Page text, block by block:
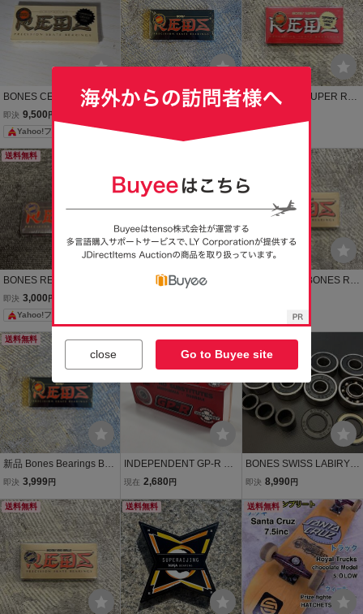
BONES CERAMIC REDS
ボーンズセラミックレ
ッズ スケートボード ベ
アリング 未使用
即決 9,500 円
Yahoo!フリマ
新品 Bones Bearings BO
NES REDS SKATEBOAR
ッズ スケートボード ベア
新品 BONES SUPER RE
DS ボーンズ スーパーレ
ッズ ベアリング スケボー
送料無料
BONES REDS BEARING
S 新品未使用、 正規品、8
個入り送料込み！ ボーン
ズ レッズ ベアリング スケ
ートボード
即決 3,000 円
Yahoo!フリマ
送料込みセット スピッ
ード スケボー ベアリン
グ bones REDS
新品送料無料 BONES RE
ール ベアリング スケート
ボード スケボー
送料無料
新品 Bones Bearings BO
NES REDS SKATEBOAR
ッズ スケートボード ベア
リング チャイナボーンズ
スケートボード
即決 3,999 円
送料無料
INDEPENDENT GP-R BE
ARING スケートボード ベ
NE PARTS
現在 2,680 円
送料無料
BONES SWISS LABIRYN
TH2 ボーンズ スイス ラビ
グ 両面ラバーシールド ス
ケボー スケートボード ニ
ンジャ レッズ
即決 8,990 円
送料無料 送料無料 送料無料
close Go to Buyee site